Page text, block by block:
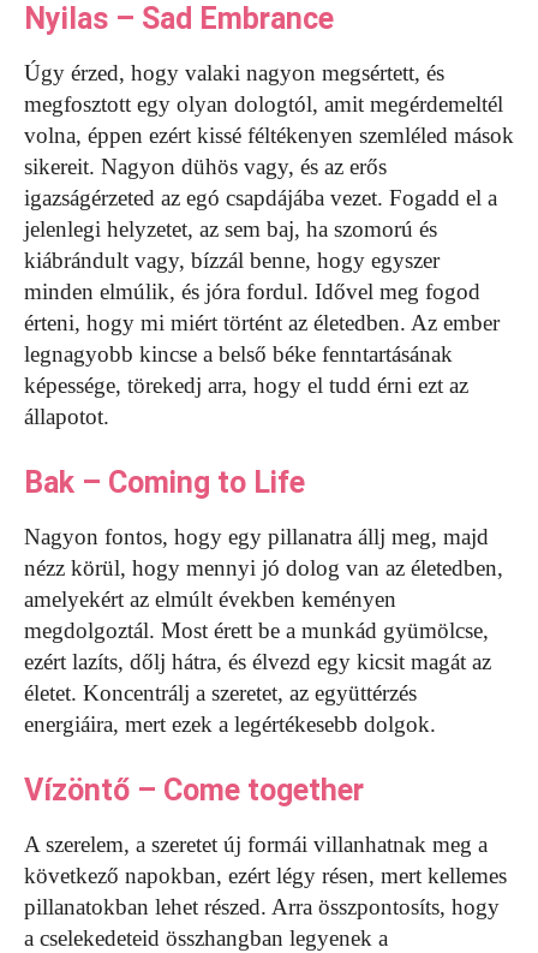
Nyilas – Sad Embrance
Úgy érzed, hogy valaki nagyon megsértett, és
megfosztott egy olyan dologtól, amit megérdemeltél
volna, éppen ezért kissé féltékenyen szemléled mások
sikereit. Nagyon dühös vagy, és az erős
igazságérzeted az egó csapdájába vezet. Fogadd el a
jelenlegi helyzetet, az sem baj, ha szomorú és
kiábrándult vagy, bízzál benne, hogy egyszer
minden elmúlik, és jóra fordul. Idővel meg fogod
érteni, hogy mi miért történt az életedben. Az ember
legnagyobb kincse a belső béke fenntartásának
képessége, törekedj arra, hogy el tudd érni ezt az
állapotot.
Bak – Coming to Life
Nagyon fontos, hogy egy pillanatra állj meg, majd
nézz körül, hogy mennyi jó dolog van az életedben,
amelyekért az elmúlt években keményen
megdolgoztál. Most érett be a munkád gyümölcse,
ezért lazíts, dőlj hátra, és élvezd egy kicsit magát az
életet. Koncentrálj a szeretet, az együttérzés
energiáira, mert ezek a legértékesebb dolgok.
Vízöntő – Come together
A szerelem, a szeretet új formái villanhatnak meg a
következő napokban, ezért légy résen, mert kellemes
pillanatokban lehet részed. Arra összpontosíts, hogy
a cselekedeteid összhangban legyenek a